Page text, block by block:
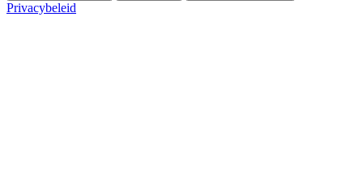
Privacybeleid